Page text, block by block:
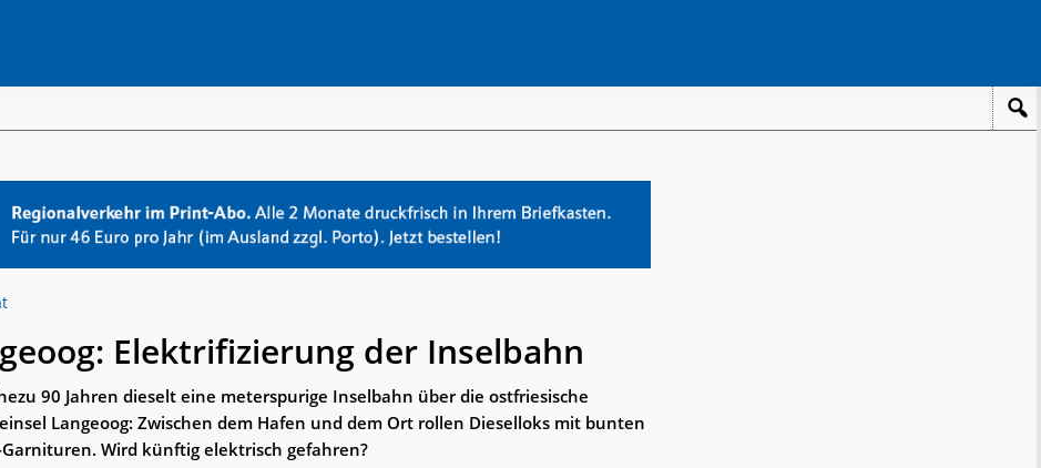
Elektrifizierung der Inselbahn
90 Jahren dieselt eine meterspurige Inselbahn über die ostfriesische
Langeoog: Zwischen dem Hafen und dem Ort rollen Dieselloks mit bunten
Garnituren. Wird künftig elektrisch gefahren?